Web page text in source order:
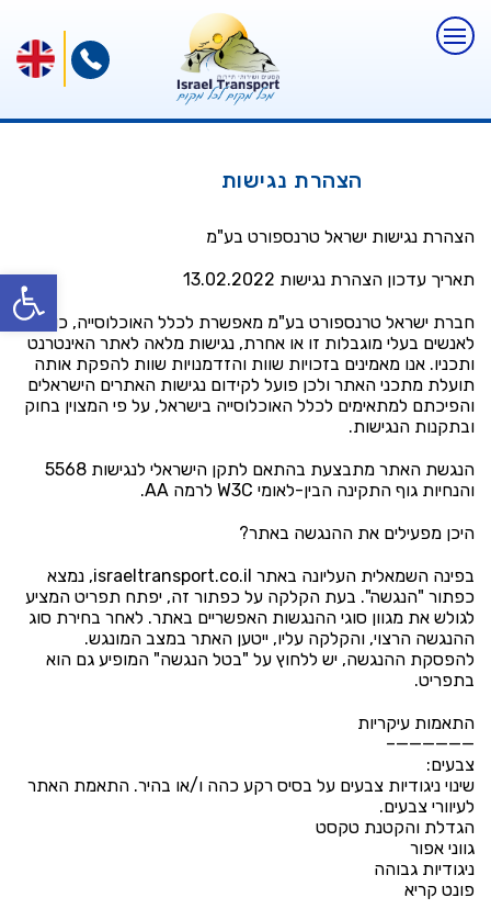
הצהרת נגישות
הצהרת נגישות ישראל טרנספורט בע"מ
תאריך עדכון הצהרת נגישות 13.02.2022
חברת ישראל טרנספורט בע"מ מאפשרת לכלל האוכלוסייה, כולל
לאנשים בעלי מוגבלות זו או אחרת, נגישות מלאה לאתר האינטרנט
ותכניו. אנו מאמינים בזכויות שוות והזדמנויות שוות להפקת אותה
תועלת מתכני האתר ולכן פועל לקידום נגישות האתרים הישראלים
והפיכתם למתאימים לכלל האוכלוסייה בישראל, על פי המצוין בחוק
ובתקנות הנגישות.
הנגשת האתר מתבצעת בהתאם לתקן הישראלי לנגישות 5568
והנחיות גוף התקינה הבין-לאומי W3C לרמה AA.
היכן מפעילים את ההנגשה באתר?
בפינה השמאלית העליונה באתר israeltransport.co.il, נמצא
כפתור "הנגשה". בעת הקלקה על כפתור זה, יפתח תפריט המציע
לגולש את מגוון סוגי ההנגשות האפשריים באתר. לאחר בחירת סוג
ההנגשה הרצוי, והקלקה עליו, ייטען האתר במצב המונגש.
להפסקת ההנגשה, יש ללחוץ על "בטל הנגשה" המופיע גם הוא
בתפריט.
התאמות עיקריות
——————–
צבעים:
שינוי ניגודיות צבעים על בסיס רקע כהה ו/או בהיר. התאמת האתר
לעיוורי צבעים.
הגדלת והקטנת טקסט
גווני אפור
ניגודיות גבוהה
פונט קריא